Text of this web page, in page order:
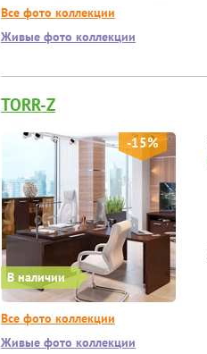
Все фото коллекции
Живые фото коллекции
TORR-Z
В наличии
-15%
Все фото коллекции
Живые фото коллекции